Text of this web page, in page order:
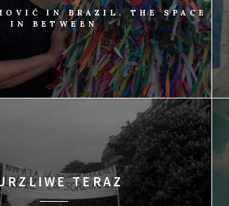
IN BRAZIL. THE SPACE
IN BETWEEN
TERAZ